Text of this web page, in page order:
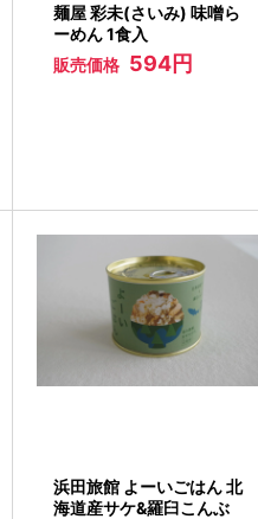
麺屋 彩未(さいみ) 味噌ら
ーめん 1食入
販売価格 594円
浜田旅館 よーいごはん 北
海道産サケ&羅臼こんぶ